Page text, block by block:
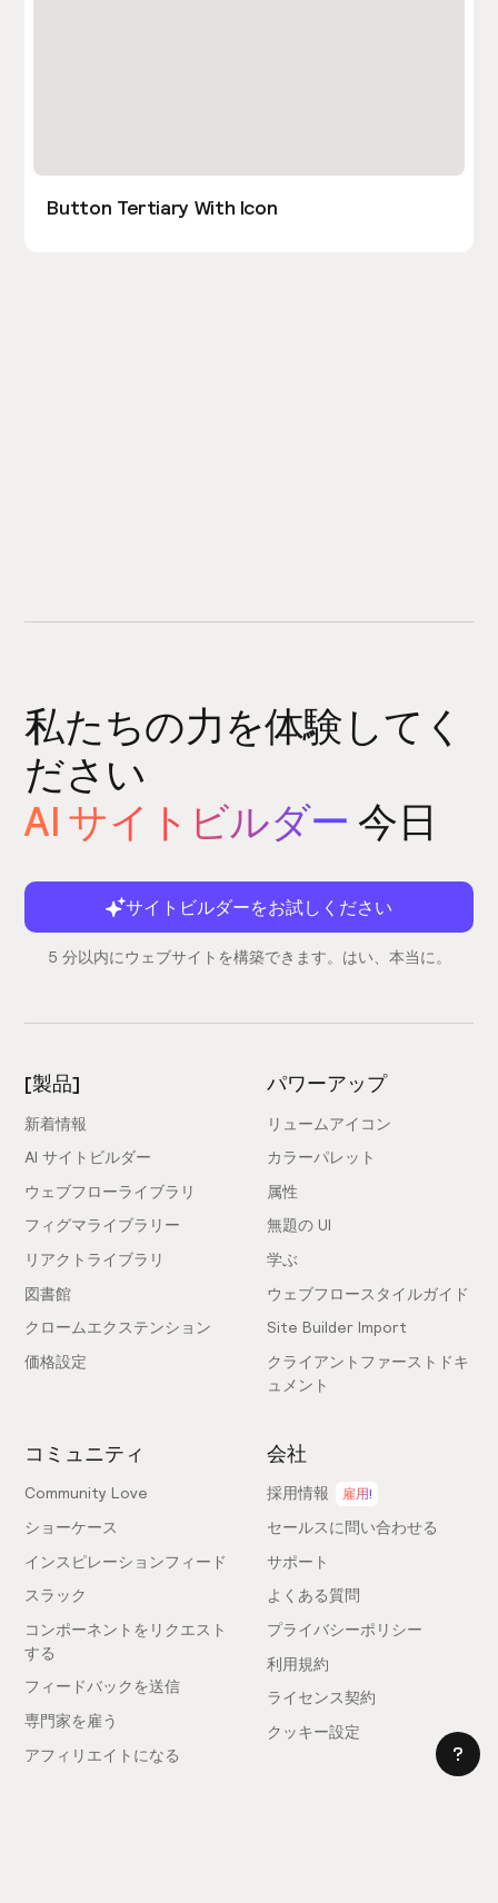
Button Tertiary With Icon
私たちの力を体験してく
ださい
AI サイトビルダー 今日
サイトビルダーをお試しください
5 分以内にウェブサイトを構築できます。はい、本当に。
[製品]
新着情報
AI サイトビルダー
ウェブフローライブラリ
フィグマライブラリー
リアクトライブラリ
図書館
クロームエクステンション
価格設定
パワーアップ
リュームアイコン
カラーパレット
属性
無題の UI
学ぶ
ウェブフロースタイルガイド
Site Builder Import
クライアントファーストドキ
ュメント
コミュニティ
Community Love
ショーケース
インスピレーションフィード
スラック
コンポーネントをリクエスト
する
フィードバックを送信
専門家を雇う
アフィリエイトになる
会社
採用情報 雇用!
セールスに問い合わせる
サポート
よくある質問
プライバシーポリシー
利用規約
ライセンス契約
クッキー設定